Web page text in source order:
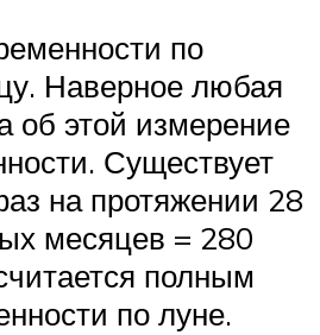
по
Наверное любая
этой измерение
Существует
на протяжении 28
месяцев = 280
полным
по луне.